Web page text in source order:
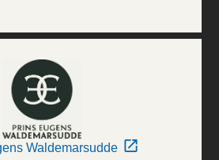
Waldemarsudde